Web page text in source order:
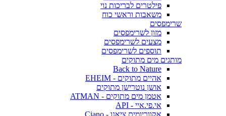
פילטרים לבריכות נוי
משאבות וראשי כוח
שרימפסים
מזון לשרימפסים
מצעים לשרימפסים
תוספים לשרימפסים
מותגים מים מתוקים
Back to Nature
אהיים מתוקים - EHEIM
אושן נוטרישן מתוקים
אטמן מים מתוקים - ATMAN
אי.פי.איי - API
אקווריומים ציאנו - Ciano